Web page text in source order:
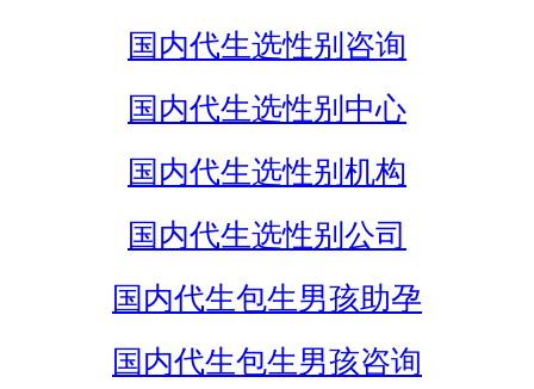
国内代生选性别咨询
国内代生选性别中心
国内代生选性别机构
国内代生选性别公司
国内代生包生男孩助孕
国内代生包生男孩咨询